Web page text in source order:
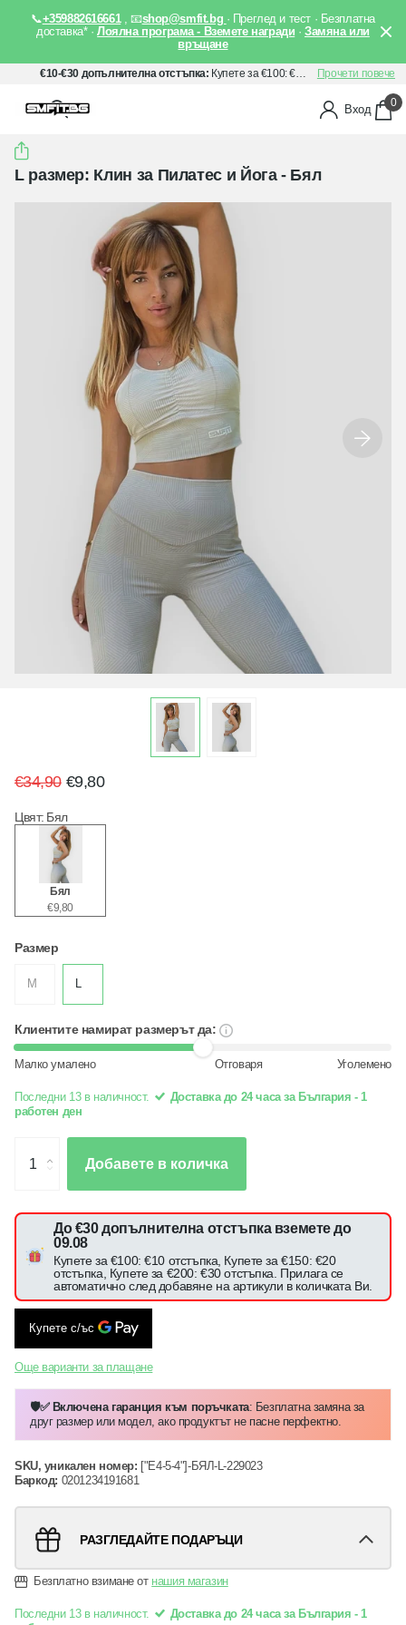
📞+359882616661 , 📧shop@smfit.bg · Преглед и тест · Безплатна
доставка* ·Лоялна програма - Вземете награди ·Замяна или
връщане
€10-€30 допълнителна отстъпка: Купете за €100: €10 отстъпка, Купете за €150: €20 отстъпка, Купете за €200: €30 отстъпка. Прилага се автоматично след добавяне на артикули в количката Ви. Прочети повече
Вход 0
L размер: Клин за Пилатес и Йога - Бял
€34,90 €9,80
Цвят: Бял
Бял
€9,80
Размер
M L
Клиентите намират размерът да:
Малко умалено Отговаря Уголемено
Последни 13 в наличност.
Доставка до 24 часа за България - 1
работен ден
Добавете в количка
До €30 допълнителна отстъпка вземете до
09.08
Купете за €100: €10 отстъпка, Купете за €150: €20
отстъпка, Купете за €200: €30 отстъпка. Прилага се
автоматично след добавяне на артикули в количката Ви.
Още варианти за плащане
🛡️✅ Включена гаранция към поръчката: Безплатна замяна за
друг размер или модел, ако продуктът не пасне перфектно.
SKU, уникален номер: ["E4-5-4"]-БЯЛ-L-229023
Баркод: 0201234191681
РАЗГЛЕДАЙТЕ ПОДАРЪЦИ
Безплатно взимане от нашия магазин
Последни 13 в наличност.
Доставка до 24 часа за България - 1